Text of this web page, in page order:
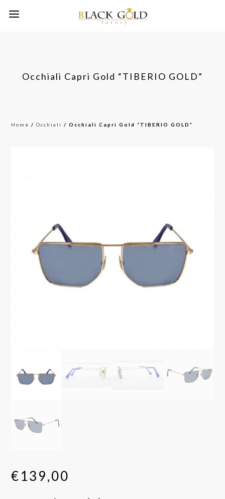
Occhiali Capri Gold “TIBERIO GOLD”
Home /Occhiali / Occhiali Capri Gold “TIBERIO GOLD”
€139,00